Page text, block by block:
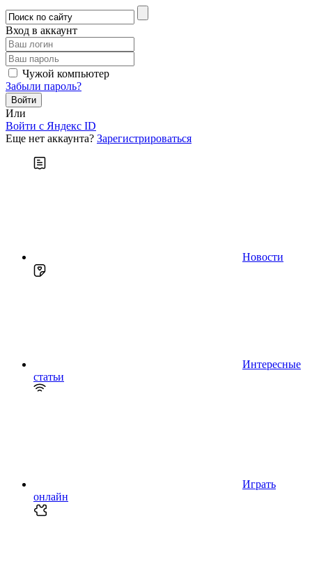
Вход в аккаунт
Чужой компьютер
Забыли пароль?
Или
Войти c Яндекс ID
Еще нет аккаунта? Зарегистрироваться
Новости
Интересные
статьи
Играть
онлайн